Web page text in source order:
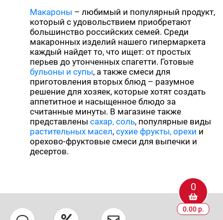
0
0.00 р.
Макароны – любимый и популярный продукт,
который с удовольствием приобретают
большинство российских семей. Среди
макаронных изделий нашего гипермаркета
каждый найдет то, что ищет: от простых
перьев до утонченных спагетти. Готовые
бульоны и супы, а также смеси для
приготовления вторых блюд – разумное
решение для хозяек, которые хотят создать
аппетитное и насыщенное блюдо за
считанные минуты. В магазине также
представлены сахар, соль, популярные виды
растительных масел, сухие фрукты, орехи и
орехово-фруктовые смеси для выпечки и
десертов.